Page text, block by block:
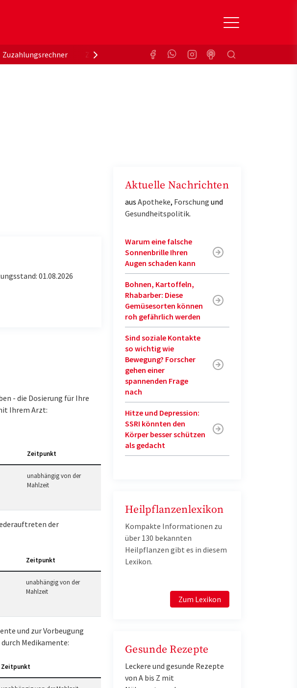
Zuzahlungsrechner Zuzahlungsbefreiung KrankenkasseSuchen
01.08.2026
- die Dosierung für Ihre
Ihrem Arzt:
Zeitpunkt
unabhängig von der
Mahlzeit
der
Zeitpunkt
unabhängig von der
Mahlzeit
und zur Vorbeugung
Medikamente:
Zeitpunkt
Aktuelle Nachrichten
aus Apotheke, Forschung und
Gesundheitspolitik.
Warum eine falsche
Sonnenbrille Ihren
Augen schaden kann
Bohnen, Kartoffeln,
Rhabarber: Diese
Gemüsesorten können
roh gefährlich werden
Sind soziale Kontakte
so wichtig wie
Bewegung? Forscher
gehen einer
spannenden Frage
nach
Hitze und Depression:
SSRI könnten den
Körper besser schützen
als gedacht
Heilpflanzenlexikon
Kompakte Informationen zu
über 130 bekannten
Heilpflanzen gibt es in diesem
Lexikon.
Zum Lexikon
Gesunde Rezepte
Leckere und gesunde Rezepte
von A bis Z mit